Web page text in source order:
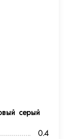
серый
0.4